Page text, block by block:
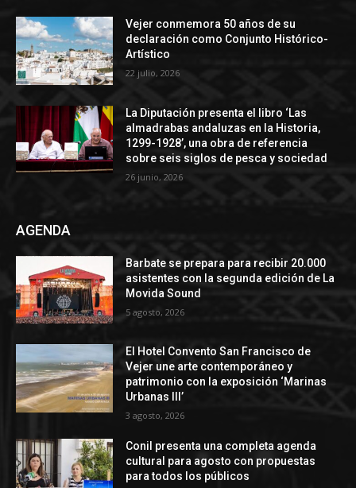
Vejer conmemora 50 años de su
declaración como Conjunto Histórico-
Artístico
22 julio, 2026
La Diputación presenta el libro ‘Las
almadrabas andaluzas en la Historia,
1299-1928’, una obra de referencia
sobre seis siglos de pesca y sociedad
26 junio, 2026
AGENDA
Barbate se prepara para recibir 20.000
asistentes con la segunda edición de La
Movida Sound
5 agosto, 2026
El Hotel Convento San Francisco de
Vejer une arte contemporáneo y
patrimonio con la exposición ‘Marinas
Urbanas III’
3 agosto, 2026
Conil presenta una completa agenda
cultural para agosto con propuestas
para todos los públicos